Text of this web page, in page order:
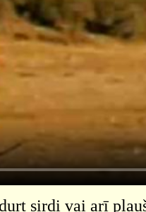
sirdi vai arī